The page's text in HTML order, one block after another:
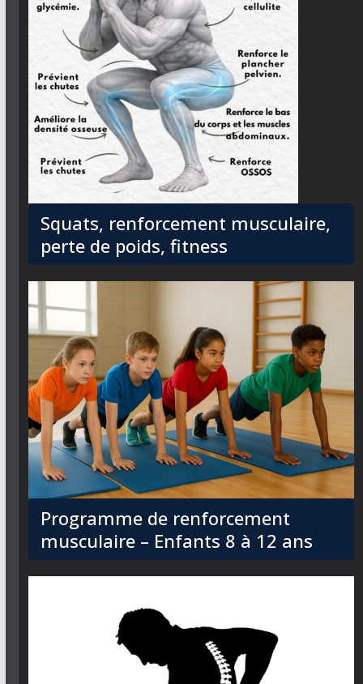
Squats, renforcement musculaire,
perte de poids, fitness
Programme de renforcement
musculaire – Enfants 8 à 12 ans